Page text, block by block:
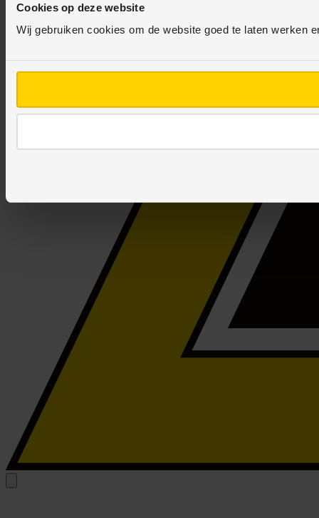
Cookies op deze website
Wij gebruiken cookies om de website goed te laten werken